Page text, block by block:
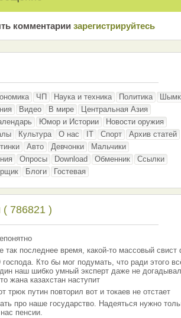
комментарии зарeгиcтрирyйтeсь
ЧП Наука и техника Политика
Видео В мире
Центральная Азия
Юмор и Истории
Новости оружия
Культура О нас IT Спорт
Архив статей
Авто Девчонки
Мальчики
Опросы Download Обменник
Ссылки
Блоги Гостевая
786821 )
так последнее время, какой-то массовый свист
Кто бы мог подумать, что ради этого
наш шибко умный эксперт даже не
жана казахстан наступит
трюк путин повторил вот и токаев не отстает
про наше государство. Надеяться нужно
пенсии.